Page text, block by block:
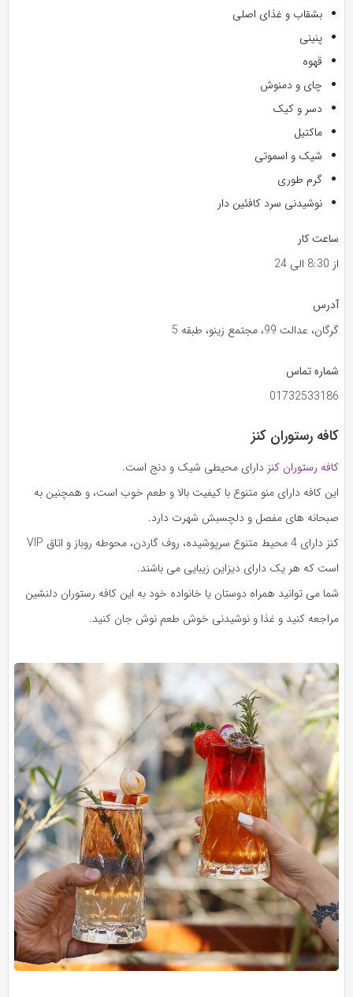
بشقاب و غذای اصلی
پنینی
قهوه
چای و دمنوش
دسر و کیک
ماکتیل
شیک و اسموتی
گرم طوری
نوشیدنی سرد کافئین دار
ساعت کار
از 8:30 الی 24
آدرس
گرگان، عدالت 99، مجتمع زینو، طبقه 5
شماره تماس
01732533186
کافه رستوران کنز
کافه رستوران کنز دارای محیطی شیک و دنج است.
این کافه دارای منو متنوع با کیفیت بالا و طعم خوب است، و همچنین به
صبحانه های مفصل و دلچسبش شهرت دارد.
کنز دارای 4 محیط متنوع سرپوشیده، روف گاردن، محوطه روباز و اتاق VIP
است که هر یک دارای دیزاین زیبایی می باشند.
شما می توانید همراه دوستان یا خانواده خود به این کافه رستوران دلنشین
مراجعه کنید و غذا و نوشیدنی خوش طعم نوش جان کنید.